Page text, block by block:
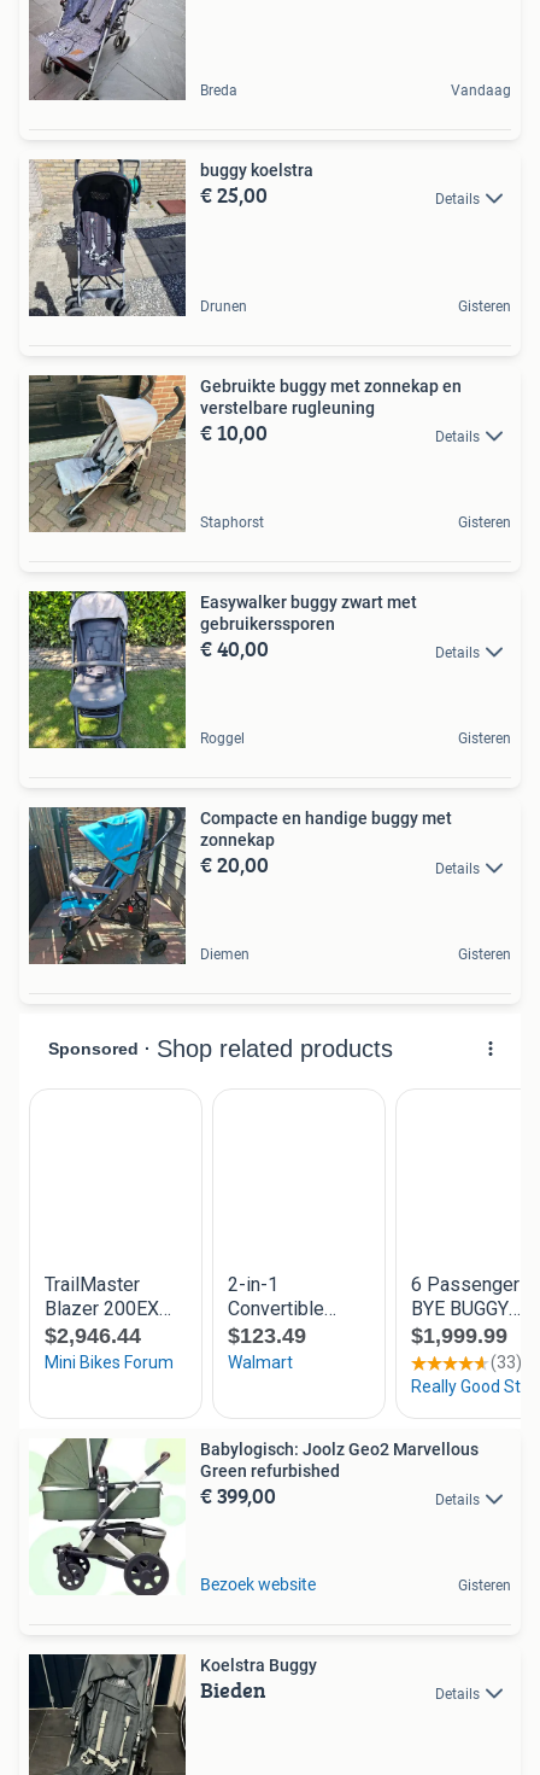
Breda Vandaag
buggy koelstra
€ 25,00 Details
Drunen Gisteren
Gebruikte buggy met zonnekap en
verstelbare rugleuning
€ 10,00 Details
Staphorst Gisteren
Easywalker buggy zwart met
gebruikerssporen
€ 40,00 Details
Roggel Gisteren
Compacte en handige buggy met
zonnekap
€ 20,00 Details
Diemen Gisteren
Babylogisch: Joolz Geo2 Marvellous
Green refurbished
€ 399,00 Details
Bezoek website Gisteren
Koelstra Buggy
Bieden Details